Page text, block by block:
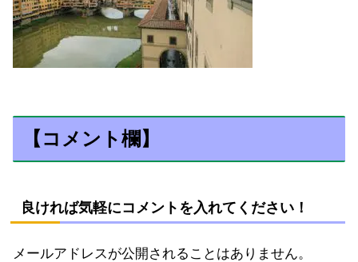
【コメント欄】
良ければ気軽にコメントを入れてください！
メールアドレスが公開されることはありません。